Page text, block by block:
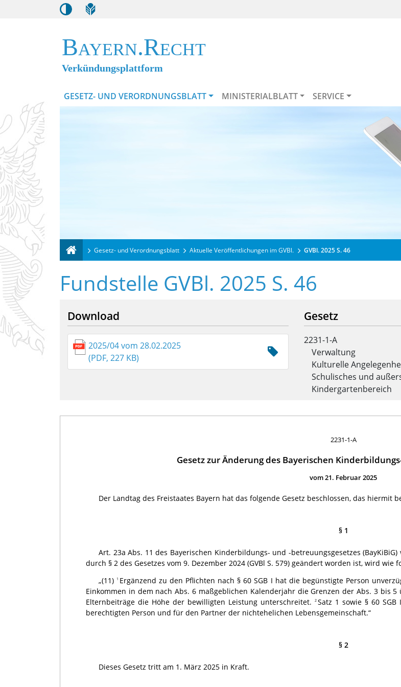
Bayern.Recht
Verkündungsplattform
GESETZ- UND VERORDNUNGSBLATT MINISTERIALBLATT SERVICE
Gesetz- und Verordnungsblatt Aktuelle Veröffentlichungen im GVBl. GVBl. 2025 S. 46
Fundstelle GVBl. 2025 S. 46
Download
2025/04 vom 28.02.2025
(PDF, 227 KB)
Gesetz
2231-1-A
Verwaltung
Kulturelle
Schulisches und
Kindergartenbereich
2231-1-A
Gesetz zur Änderung des Bayerischen
vom 21. Februar 2025
Der Landtag des Freistaates Bayern hat das folgende Gesetz beschlossen, das hiermit
§ 1
Art. 23a Abs. 11 des Bayerischen Kinderbildungs- und -betreuungsgesetzes (BayKiBiG)
durch § 2 des Gesetzes vom 9. Dezember 2024 (GVBl S. 579) geändert worden ist, wird wie
„(11)
1 Ergänzend zu den Pflichten nach § 60 SGB I hat die begünstigte Person
Einkommen in dem nach Abs. 6 maßgeblichen Kalenderjahr die Grenzen der Abs. 3 bis
Elternbeiträge die Höhe der bewilligten Leistung unter­schreitet.2 Satz 1 sowie § 60
berechtigten Person und für den Partner der nichtehelichen Lebensgemeinschaft.“
§ 2
Dieses Gesetz tritt am 1. März 2025 in Kraft.